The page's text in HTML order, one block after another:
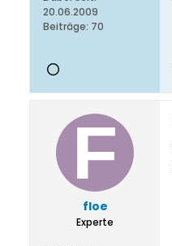
20.06.2009
Beiträge: 70
floe
Experte